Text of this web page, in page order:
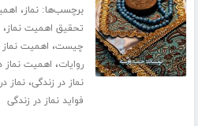
برچسب‌ها:نماز،
تحقیق اهمیت نماز،
چیست، اهمیت نماز
روایات، اهمیت نماز
نماز در زندگی،نماز
فواید نماز در زندگی